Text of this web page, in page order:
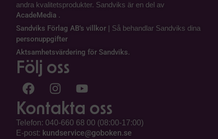
andra kvalitetsprodukter. Sandviks är en del av
AcadeMedia .
Sandviks Förlag AB’s villkor | Så behandlar Sandviks dina
personuppgifter
Aktsamhetsvärdering för Sandviks.
Följ oss
Kontakta oss
Telefon: 040-660 68 00 (08:00-17:00)
E-post: kundservice@goboken.se